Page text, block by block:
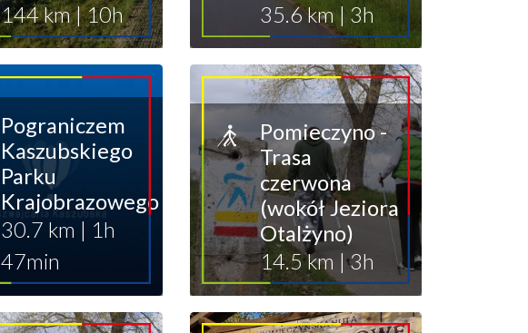
144 km|10h
35.6 km| 3h
Pograniczem
Kaszubskiego
Parku
Krajobrazowego
30.7 km | 1h
47min
Pomieczyno -
Trasa
czerwona
(wokół Jeziora
Otalżyno)
14.5 km |3h